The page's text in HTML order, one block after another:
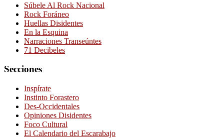
Súbele Al Rock Nacional
Rock Foráneo
Huellas Disidentes
En la Esquina
Narraciones Transeúntes
71 Decibeles
Secciones
Inspírate
Instinto Forastero
Des-Occidentales
Opiniones Disidentes
Foco Cultural
El Calendario del Escarabajo